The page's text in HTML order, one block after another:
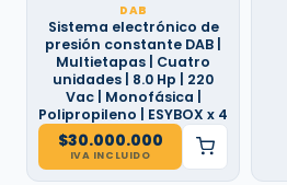
DAB
Sistema electrónico de
presión constante DAB |
Multietapas | Cuatro
unidades | 8.0 Hp | 220
Vac | Monofásica |
Polipropileno | ESYBOX x 4
$30.000.000
IVA INCLUIDO